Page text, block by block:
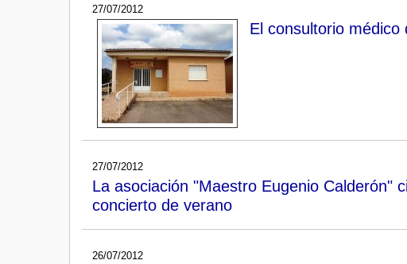
27/07/2012
El consultorio
27/07/2012
La asociación "Maestro Eugenio Calderón"
concierto de verano
26/07/2012